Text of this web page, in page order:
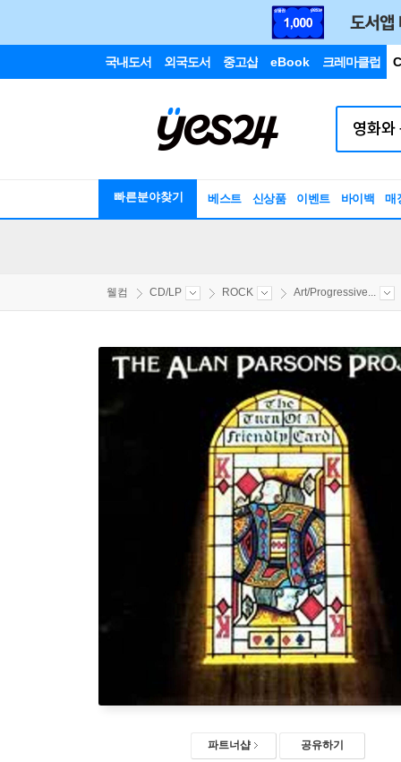
국내도서 외국도서 중고샵 eBook 크레마클럽
빠른분야찾기 베스트 신상품 이벤트 바이백 매
웰컴 CD/LP ROCK Art/Progressive...
파트너샵 공유하기